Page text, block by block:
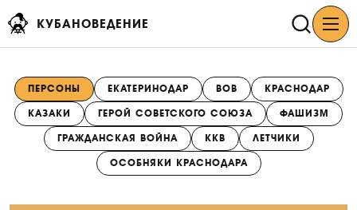
КУБАНОВЕДЕНИЕ
ПЕРСОНЫ ЕКАТЕРИНОДАР ВОВ КРАСНОДАР
КАЗАКИ ГЕРОЙ СОВЕТСКОГО СОЮЗА ФАШИЗМ
ГРАЖДАНСКАЯ ВОЙНА ККВ ЛЕТЧИКИ
ОСОБНЯКИ КРАСНОДАРА